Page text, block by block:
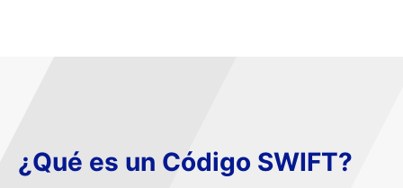
¿Qué es un Código SWIFT?